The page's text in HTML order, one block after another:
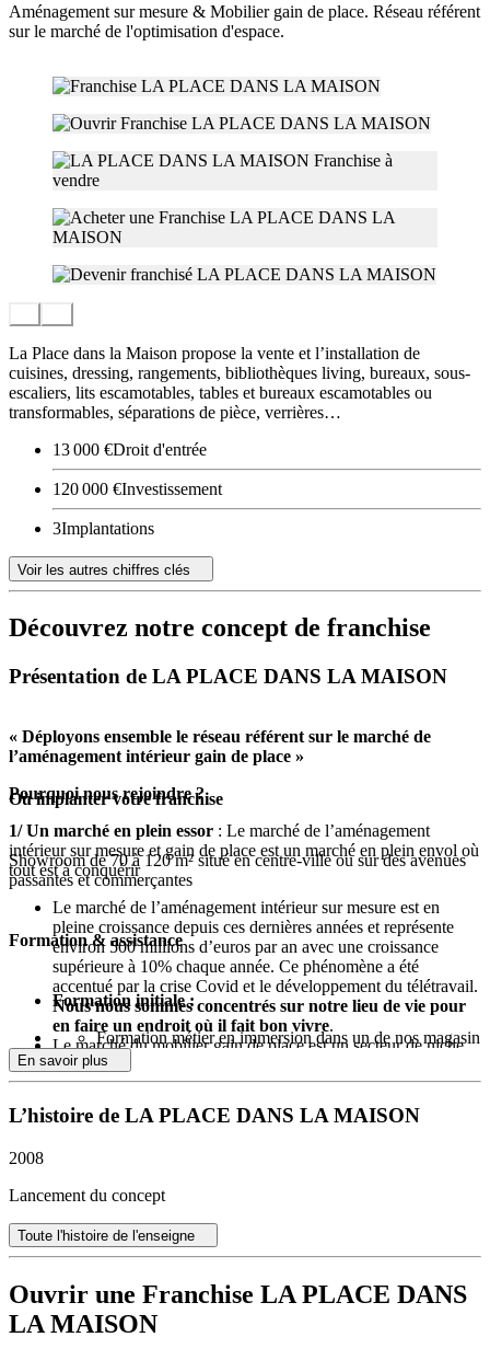
Aménagement sur mesure & Mobilier gain de place. Réseau référent
sur le marché de l'optimisation d'espace.
La Place dans la Maison propose la vente et l’installation de
cuisines, dressing, rangements, bibliothèques living, bureaux, sous-
escaliers, lits escamotables, tables et bureaux escamotables ou
transformables, séparations de pièce, verrières…
13 000 €Droit d'entrée
120 000 €Investissement
3Implantations
Voir les autres chiffres clés
Découvrez notre concept de franchise
Présentation de LA PLACE DANS LA MAISON
« Déployons ensemble le réseau référent sur le marché de
l’aménagement intérieur gain de place »
Pourquoi nous rejoindre ?
1/ Un marché en plein essor : Le marché de l’aménagement
intérieur sur mesure et gain de place est un marché en plein envol où
tout est à conquérir
Le marché de l’aménagement intérieur sur mesure est en
pleine croissance depuis ces dernières années et représente
environ 500 millions d’euros par an avec une croissance
supérieure à 10% chaque année. Ce phénomène a été
accentué par la crise Covid et le développement du télétravail.
Nous nous sommes concentrés sur notre lieu de vie pour
en faire un endroit où il fait bon vivre.
Le marché du mobilier gain de place est un secteur de niche
dans lequel nous œuvrons, avec succès, depuis 15 ans. Ce
marché offre des perspectives de forte croissance dans les
prochaines années au regard du contexte tendu et de plus en
plus contraignant des secteurs de la construction (raréfaction
2/ Un positionnement unique sur le marché
précédents, La Place dans la Maison est la seule enseigne à proposer
une offre complète pour répondre au besoin d’optimisation des
proposons une solution unique d’aménagement intérieur sur mesure
et de mobilier gain de place.
Où implanter votre franchise
Showroom de 70 à 120 m² situé en centre-ville ou sur des avenues
passantes et commerçantes
Formation & assistance
Formation initiale :
Formation métier en immersion dans un de nos magasin
et de conception
Formation au management
Assistances
RH/Social
Informatique
Marketing et communication
En savoir plus
L’histoire de LA PLACE DANS LA MAISON
2008
Lancement du concept
Toute l'histoire de l'enseigne
Ouvrir une Franchise LA PLACE DANS
LA MAISON